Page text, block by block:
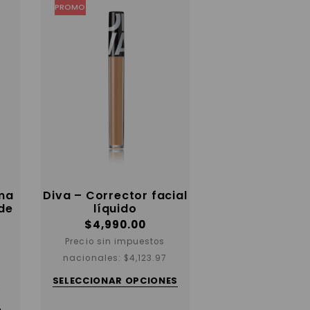
PROMO
Diva – Corrector facial
líquido
$4,990.00
Precio sin impuestos
nacionales: $4,123.97
SELECCIONAR OPCIONES
Este
producto
tiene
varias